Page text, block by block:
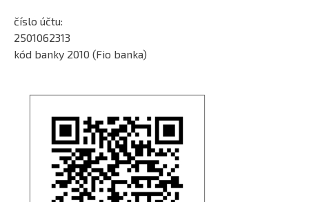
číslo účtu:
2501062313
kód banky 2010 (Fio banka)